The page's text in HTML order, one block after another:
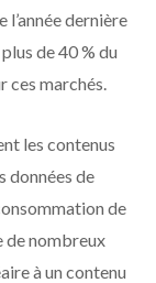
l’année dernière
de 40 % du
ces marchés.
les contenus
données de
de
de nombreux
à un contenu